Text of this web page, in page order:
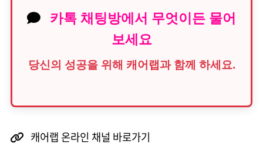
카톡 채팅방에서 무엇이든 물어
보세요
당신의 성공을 위해 캐어랩과 함께 하세요.
캐어랩 온라인 채널 바로가기